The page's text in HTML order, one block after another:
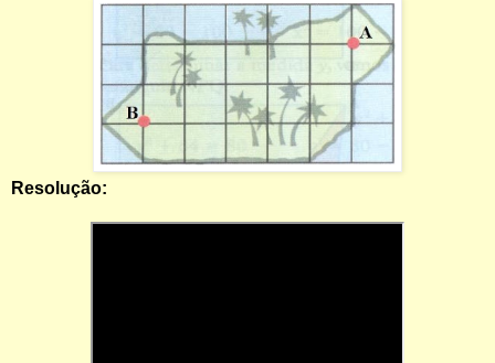
Resolução: